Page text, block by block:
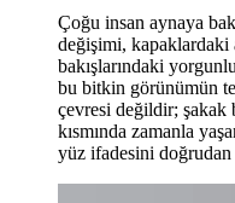
Çoğu insan aynaya
değişimi, kapaklardaki
bakışlarındaki
bu bitkin görünümün
çevresi değildir; şakak
kısmında zamanla
yüz ifadesini